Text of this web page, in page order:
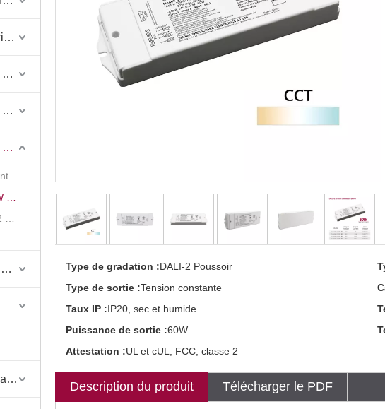
Pilote LED Triac à intensité variable
Driver LED à intensité variable 0-10 V
Driver LED à intensité variable DALI-2 D4i
Driver LED à intensité variable DALI-2
Pilote LED à intensité variable DMX512
Pilote LED pour éclairage sur rail magnétique
Type de gradation :DALI-2 Poussoir
Type de sortie :Tension constante
Taux IP :IP20, sec et humide
Puissance de sortie :60W
Attestation :UL et cUL, FCC, classe 2
Description du produit Télécharger le PDF